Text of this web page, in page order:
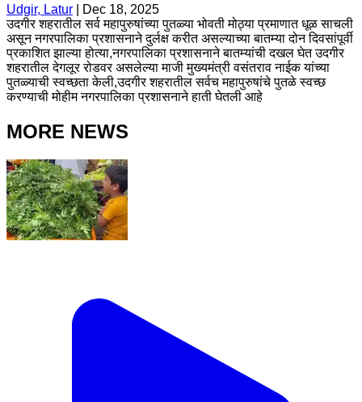
Udgir, Latur
Dec 18, 2025
उदगीर शहरातील सर्व महापुरुषांच्या पुतळ्या भोवती मोठ्या प्रमाणात धूळ साचली
असून नगरपालिका प्रशासनाने दुर्लक्ष करीत असल्याच्या बातम्या दोन दिवसांपूर्वी
प्रकाशित झाल्या होत्या,नगरपालिका प्रशासनाने बातम्यांची दखल घेत उदगीर
शहरातील देगलूर रोडवर असलेल्या माजी मुख्यमंत्री वसंतराव नाईक यांच्या
पुतळ्याची स्वच्छता केली,उदगीर शहरातील सर्वच महापुरुषांचे पुतळे स्वच्छ
करण्याची मोहीम नगरपालिका प्रशासनाने हाती घेतली आहे
MORE NEWS